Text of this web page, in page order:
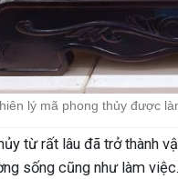
lý mã phong thủy được
từ rất lâu đã trở thành
sống cũng như làm